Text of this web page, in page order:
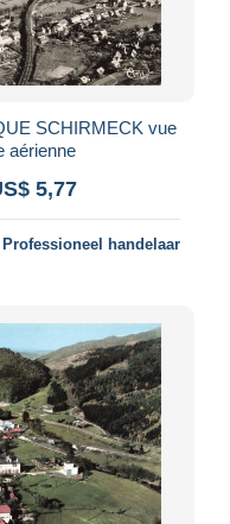
SCHIRMECK vue
aérienne
5,77
Professioneel handelaar